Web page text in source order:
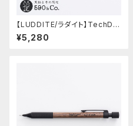
【LUDDITE/ラダイト】TechDra
w2 グラデーションモデル (LDB
-MP2GB1-05)
¥5,280